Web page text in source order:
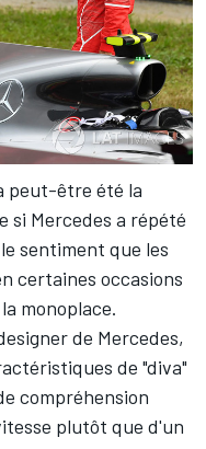
peut-être été la
si Mercedes a répété
sentiment que les
certaines occasions
monoplace.
de Mercedes,
de "diva"
compréhension
plutôt que d'un